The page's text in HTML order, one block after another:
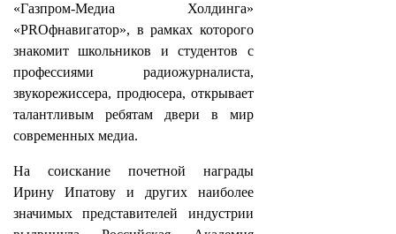
«Газпром-Медиа Холдинга»
«PROфнавигатор», в рамках которого
знакомит школьников и студентов с
профессиями радиожурналиста,
звукорежиссера, продюсера, открывает
талантливым ребятам двери в мир
современных медиа.
На соискание почетной награды
Ирину Ипатову и других наиболее
значимых представителей индустрии